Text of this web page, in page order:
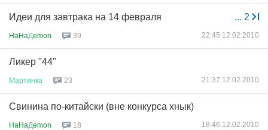
... 2
Идеи для завтрака на 14 февраля
HaHaДemon 39 22:45 12.02.2010
Ликер "44"
Мартинка 23 21:37 12.02.2010
Свинина по-китайски (вне конкурса хнык)
HaHaДemon 18 18:46 12.02.2010